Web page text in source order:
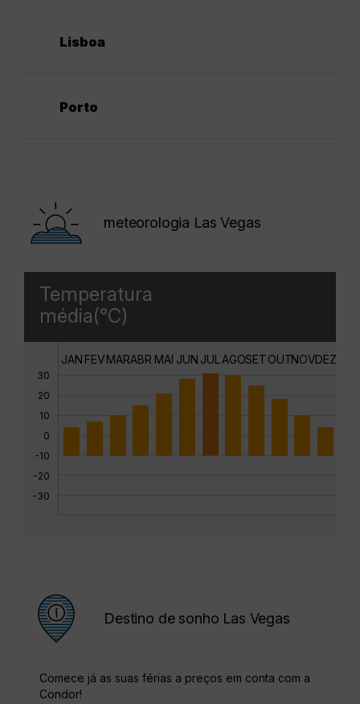
Lisboa
Porto
meteorologia Las Vegas
Temperatura
média(°C)
30
20
10
0
-10
-20
-30
JAN FEVMARABR MAI JUN JUL AGOSETOUTNOVDEZ
Destino de sonho Las Vegas
Comece já as suas férias a preços em conta com a
Condor!